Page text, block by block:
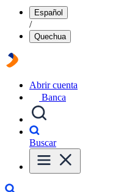
Español
/
Quechua
Abrir cuenta
Banca
Buscar